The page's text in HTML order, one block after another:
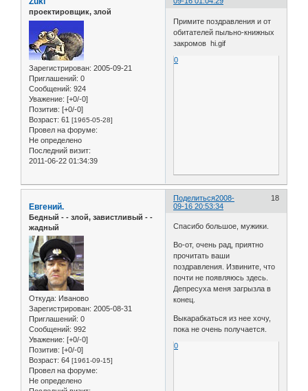
проектировщик, злой
Зарегистрирован: 2005-09-21
Приглашений: 0
Сообщений: 924
Уважение: [+0/-0]
Позитив: [+0/-0]
Возраст: 61 [1965-05-28]
Провел на форуме:
Не определено
Последний визит:
2011-06-22 01:34:39
Примите поздравления и от
обитателей пыльно-книжных
закромов hi.gif
0
Поделиться 18
2008-
09-16 20:53:34
Евгений.
Бедный - - злой, завистливый - -
жадный
Откуда: Иваново
Зарегистрирован: 2005-08-31
Приглашений: 0
Сообщений: 992
Уважение: [+0/-0]
Позитив: [+0/-0]
Возраст: 64 [1961-09-15]
Провел на форуме:
Не определено
Спасибо большое, мужики.
Во-от, очень рад, приятно
прочитать ваши
поздравления. Извините, что
почти не появляюсь здесь.
Депресуха меня загрызла в
конец.
Выкарабкаться из нее хочу,
пока не очень получается.
0